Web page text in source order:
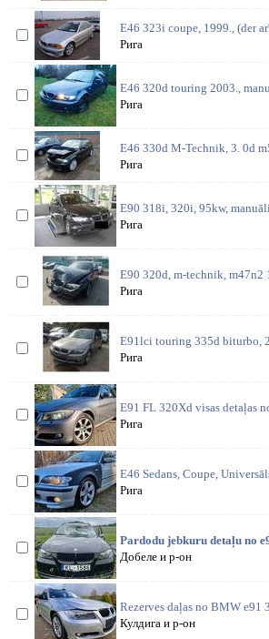
E46 323i coupe, 1999., (der
Рига
E46 320d touring 2003.,
Рига
E46 330d M-Technik, 3. 0d
Рига
E90 318i, 320i, 95kw,
Рига
E90 320d, m-technik,
Рига
E91lci touring 335d biturbo,
Рига
E91 FL 320Xd visas detaļas
Рига
E46 Sedans, Coupe,
Рига
Pardodu jebkuru detaļu no
Добеле и р-он
Rezerves daļas no BMW
Кулдига и р-он